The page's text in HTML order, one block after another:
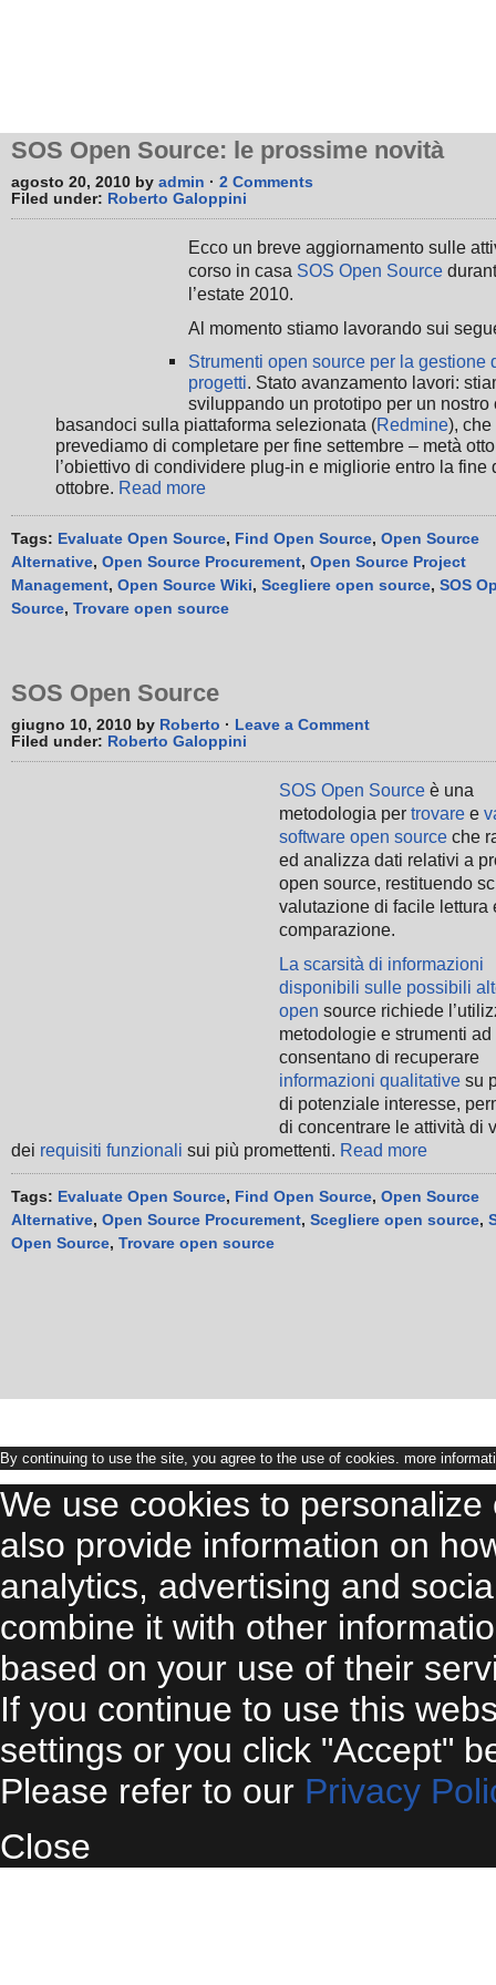
SOS Open Source: le prossime novità
agosto 20, 2010 by admin · 2 Comments
Filed under: Roberto Galoppini
Ecco un breve aggiornamento sulle
corso in casa SOS Open Source
l’estate 2010.
Al momento stiamo lavorando sui
Strumenti open source per la gestione
progetti. Stato avanzamento lavori:
sviluppando un prototipo per un nostro
basandoci sulla piattaforma selezionata (Redmine), che
prevediamo di completare per fine settembre – metà
l’obiettivo di condividere plug-in e migliorie entro la fine
ottobre. Read more
Tags: Evaluate Open Source, Find Open Source, Open Source
Alternative, Open Source Procurement, Open Source Project
Management, Open Source Wiki, Scegliere open source, SOS
Source, Trovare open source
SOS Open Source
giugno 10, 2010 by Roberto · Leave a Comment
Filed under: Roberto Galoppini
SOS Open Source è una
metodologia per trovare e
software open source che
ed analizza dati relativi a
open source, restituendo
valutazione di facile lettura
comparazione.
La scarsità di informazioni
disponibili sulle possibili
open source richiede
metodologie e strumenti
consentano di recuperare
informazioni qualitative su
di potenziale interesse,
di concentrare le attività di
dei requisiti funzionali sui più promettenti. Read more
Tags: Evaluate Open Source, Find Open Source, Open Source
Alternative, Open Source Procurement, Scegliere open source,
Open Source, Trovare open source
By continuing to use the site, you agree to the use of cookies. more
We use cookies to
also provide information on
analytics, advertising and
combine it with other
based on your use of their
If you continue to use this
settings or you click "Accept"
Please refer to our Privacy
Close